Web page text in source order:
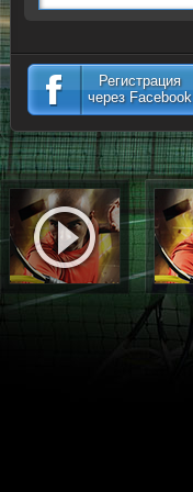
Регистрация
через Facebook